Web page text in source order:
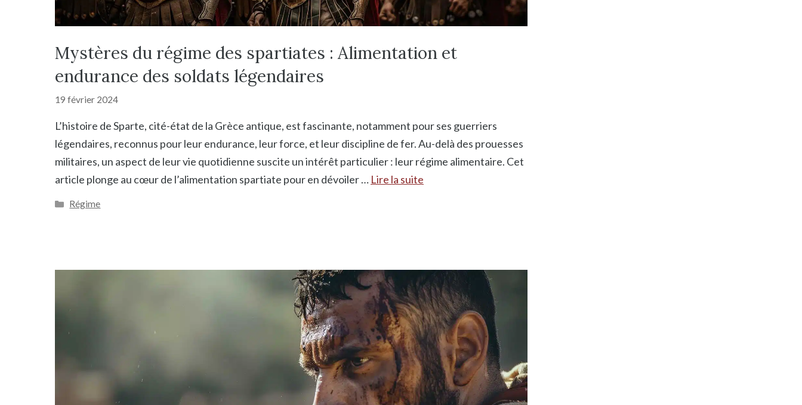
Mystères du régime des spartiates : Alimentation et
endurance des soldats légendaires
19 février 2024
L’histoire de Sparte, cité-état de la Grèce antique, est fascinante, notamment pour ses guerriers
légendaires, reconnus pour leur endurance, leur force, et leur discipline de fer. Au-delà des prouesses
militaires, un aspect de leur vie quotidienne suscite un intérêt particulier : leur régime alimentaire. Cet
article plonge au cœur de l’alimentation spartiate pour en dévoiler … Lire la suite
Catégories
Régime